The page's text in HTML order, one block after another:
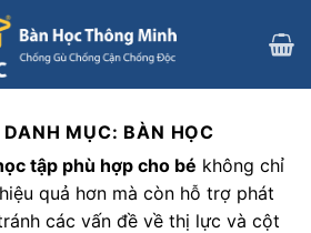
MỤC: BÀN HỌC
tập phù hợp cho bé không chỉ
quả hơn mà còn hỗ trợ phát
các vấn đề về thị lực và cột